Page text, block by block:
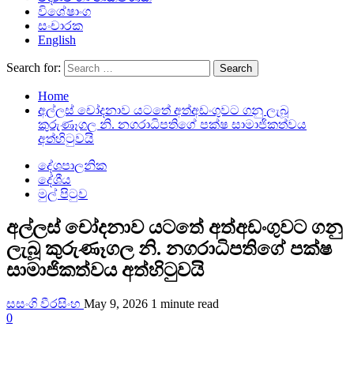
විශේෂාංග
සංචාරක
English
Search for:
Home
අල්ලස් චෝදනාව යටතේ අත්අඩංගුවට ගනු ලැබූ
කුරුණෑගල නි. නගරාධිපතිගේ පක්ෂ සාමාජිකත්වය
අත්හිටුවයි
දේශපාලනික
දේශීය
මුල් පිටුව
අල්ලස් චෝදනාව යටතේ අත්අඩංගුවට ගනු
ලැබූ කුරුණෑගල නි. නගරාධිපතිගේ පක්ෂ
සාමාජිකත්වය අත්හිටුවයි
සසංගි වීරසිංහ May 9, 2026 1 minute read
0